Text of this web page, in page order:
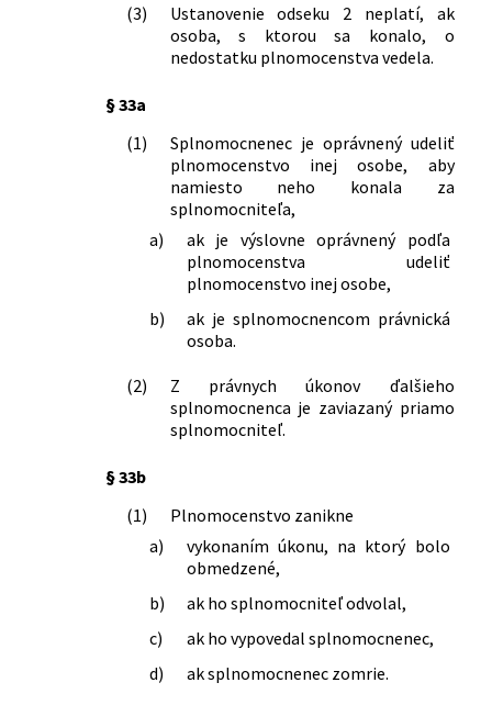
(3)
Ustanovenie odseku 2 neplatí, ak
osoba, s ktorou sa konalo, o
nedostatku plnomocenstva vedela.
§ 33a
(1)
Splnomocnenec je oprávnený udeliť
plnomocenstvo inej osobe, aby
namiesto neho konala za
splnomocniteľa,
a)
ak je výslovne oprávnený podľa
plnomocenstva udeliť
plnomocenstvo inej osobe,
b)
ak je splnomocnencom právnická
osoba.
(2)
Z právnych úkonov ďalšieho
splnomocnenca je zaviazaný priamo
splnomocniteľ.
§ 33b
(1)
Plnomocenstvo zanikne
a)
vykonaním úkonu, na ktorý bolo
obmedzené,
b)
ak ho splnomocniteľ odvolal,
c)
ak ho vypovedal splnomocnenec,
d)
ak splnomocnenec zomrie.